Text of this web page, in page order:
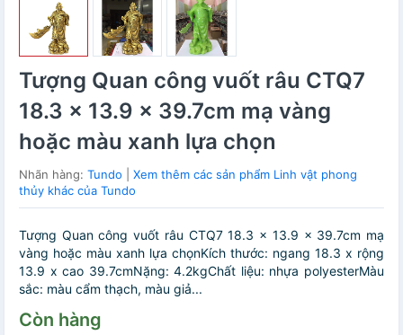
Tượng Quan công vuốt râu CTQ7
18.3 x 13.9 x 39.7cm mạ vàng
hoặc màu xanh lựa chọn
Nhãn hàng: Tundo
Xem thêm các sản phẩm Linh vật phong
thủy khác của Tundo
Tượng Quan công vuốt râu CTQ7 18.3 x 13.9 x 39.7cm mạ
vàng hoặc màu xanh lựa chọnKích thước: ngang 18.3 x rộng
13.9 x cao 39.7cmNặng: 4.2kgChất liệu: nhựa polyesterMàu
sắc: màu cẩm thạch, màu giả...
Còn hàng